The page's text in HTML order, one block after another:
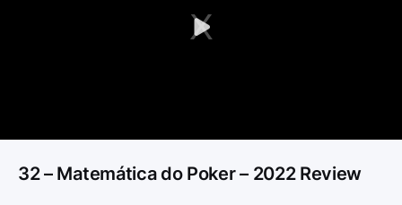
Play
32 – Matemática do Poker – 2022 Review